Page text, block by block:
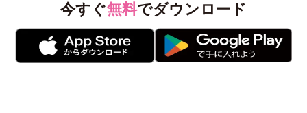
今すぐ無料でダウンロード